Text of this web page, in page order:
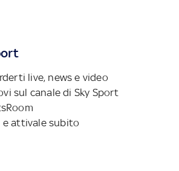
live, news e video
sul canale di Sky Sport
e attivale subito